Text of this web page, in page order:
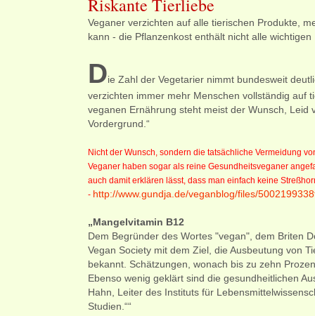
Riskante Tierliebe
Veganer verzichten auf alle tierischen Produkte,
kann - die Pflanzenkost enthält nicht alle wichtigen
Die Zahl der Vegetarier nimmt bundesweit
verzichten immer mehr Menschen vollständig auf
veganen Ernährung steht meist der Wunsch,
Vordergrund.“
Nicht der Wunsch, sondern die tatsächliche Vermeidung
Veganer haben sogar als reine Gesundheitsveganer
auch damit erklären lässt, dass man einfach keine
- http://www.gundja.de/veganblog/files/
„Mangelvitamin B12
Dem Begründer des Wortes "vegan", dem Briten
Vegan Society mit dem Ziel, die Ausbeutung von
bekannt. Schätzungen, wonach bis zu zehn
Ebenso wenig geklärt sind die gesundheitlichen
Hahn, Leiter des Instituts für
Studien.““